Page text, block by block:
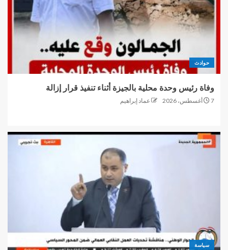
حوادث
وفاة رئيس وحدة محلية بالجيزة أثناء تنفيذ قرار إزالة
7 أغسطس، 2026 عماد إبراهيم
سياسة